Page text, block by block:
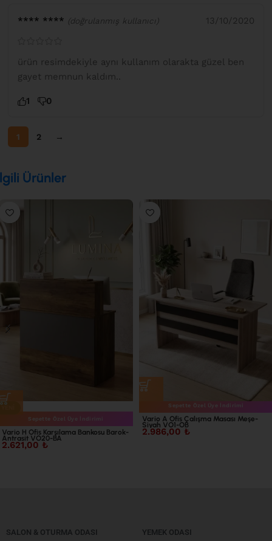
**** **** (doğrulanmış kullanıcı) 13/10/2020
ürün resimdekiyle aynı kullanım olarakta güzel ben
gayet memnun kaldım..
1 0
1 2 →
Ürünler
Sepette Özel Üye İndirimi
Vario H Ofis Karşılama Bankosu Barok-
Antrasit VO20-BA
2.621,00 ₺
Sepette Özel Üye İndirimi
Vario A Ofis Çalışma Masası Meşe-
Siyah VO1-OB
2.986,00 ₺
SALON & OTURMA ODASI
YEMEK ODASI